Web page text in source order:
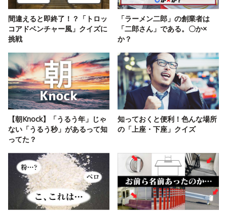
間違えると即終了！？「トロッ
コアドベンチャー風」クイズに
挑戦
「ラーメン二郎」の創業者は
「二郎さん」である。〇か×
か？
【朝Knock】「うるう年」じゃ
ない「うるう秒」があるって知
ってた？
知っておくと便利！色んな場所
の「上座・下座」クイズ